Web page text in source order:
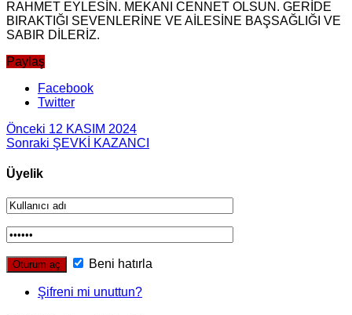
RAHMET EYLESİN. MEKANI CENNET OLSUN. GERİDE
BIRAKTIĞI SEVENLERİNE VE AİLESİNE BAŞSAĞLIĞI VE
SABIR DİLERİZ.
Paylaş
Facebook
Twitter
Önceki 12 KASIM 2024
Sonraki ŞEVKİ KAZANCI
Üyelik
Beni hatırla
Şifreni mi unuttun?